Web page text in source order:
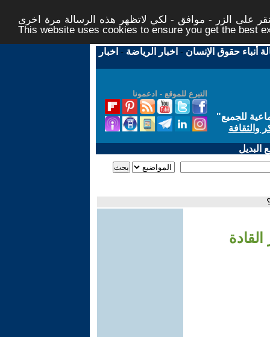
على الزر - موافق - لكي لاتظهر هذه الرسالة مرة اخرى -
This website uses cookies to ensure you get the best
أنباء حقوق الإنسان - اخبار الرياضة - اخبار
التبرع للموقع - ادعمونا
للجميع"
والثقافة
البديل